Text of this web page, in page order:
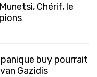
Chérif, le
buy pourrait
Gazidis